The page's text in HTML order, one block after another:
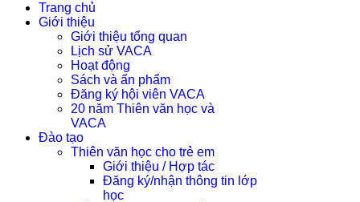
Trang chủ
Giới thiệu
Giới thiệu tổng quan
Lịch sử VACA
Hoạt động
Sách và ấn phẩm
Đăng ký hội viên VACA
20 năm Thiên văn học và
VACA
Đào tạo
Thiên văn học cho trẻ em
Giới thiệu / Hợp tác
Đăng ký/nhận thông tin lớp
học